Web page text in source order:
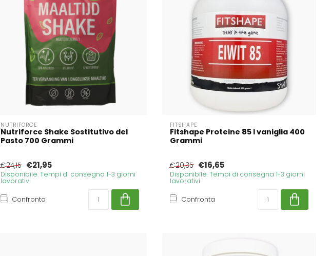
NUTRIFORCE
Nutriforce Shake Sostitutivo del
Pasto 700 Grammi
€24,15 €21,95
Disponibile. Tempi di consegna 1-3 giorni
lavorativi
Confronta
FITSHAPE
Fitshape Proteine 85 I vaniglia 400
Grammi
€20,35 €16,65
Disponibile. Tempi di consegna 1-3 giorni
lavorativi
Confronta